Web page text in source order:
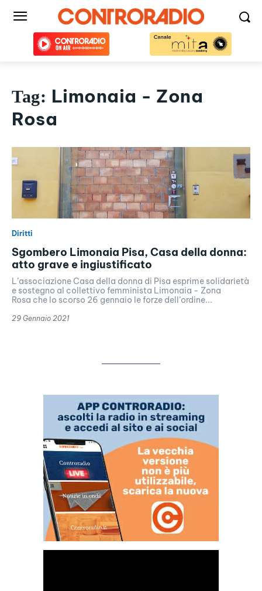
Tag: Limonaia - Zona
Rosa
Diritti
Sgombero Limonaia Pisa, Casa della donna:
atto grave e ingiustificato
L’associazione Casa della donna di Pisa esprime solidarietà
e sostegno al collettivo femminista Limonaia - Zona
Rosa che lo scorso 26 gennaio le forze dell’ordine...
29 Gennaio 2021